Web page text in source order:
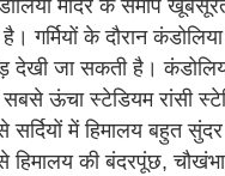
मंदिर के समीप
गर्मियों के दौरान
देखी जा सकती है।
सबसे ऊंचा स्टेडियम रांसी
सर्दियों में हिमालय बहुत
हिमालय की बंदरपूंछ,